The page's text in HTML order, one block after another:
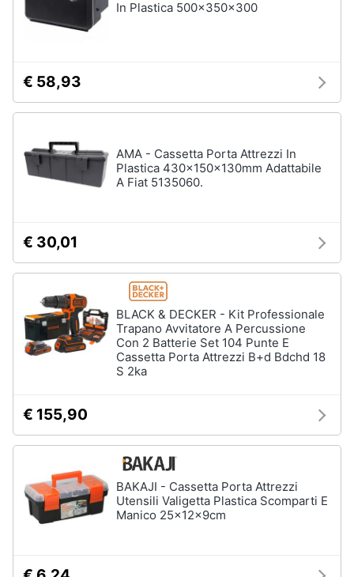
In Plastica 500x350x300
€ 58,93
AMA - Cassetta Porta Attrezzi In
Plastica 430x150x130mm Adattabile
A Fiat 5135060.
€ 30,01
BLACK & DECKER - Kit Professionale
Trapano Avvitatore A Percussione
Con 2 Batterie Set 104 Punte E
Cassetta Porta Attrezzi B+d Bdchd 18
S 2ka
€ 155,90
BAKAJI - Cassetta Porta Attrezzi
Utensili Valigetta Plastica Scomparti E
Manico 25x12x9cm